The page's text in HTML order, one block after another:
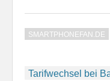
SMARTPHONEFAN.DE
Tarifwechsel bei